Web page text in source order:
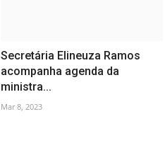
Secretária Elineuza Ramos
acompanha agenda da
ministra...
Mar 8, 2023